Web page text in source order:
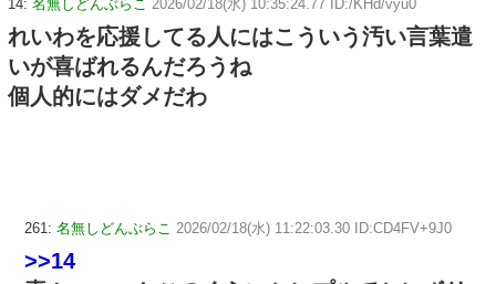
14: 名無しどんぶらこ 2026/02/18(水) 10:35:24.77 ID:/KHd/vyu0
れいわを応援してる人にはこういう汚い言葉遣
いが喜ばれるんだろうね
個人的にはダメだわ
261: 名無しどんぶらこ 2026/02/18(水) 11:22:03.30 ID:CD4FV+9J0
>>14